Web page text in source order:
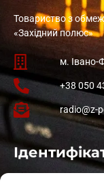
Товариство з
«Західний полюс»
м. Івано-
+38 050
radio@z-